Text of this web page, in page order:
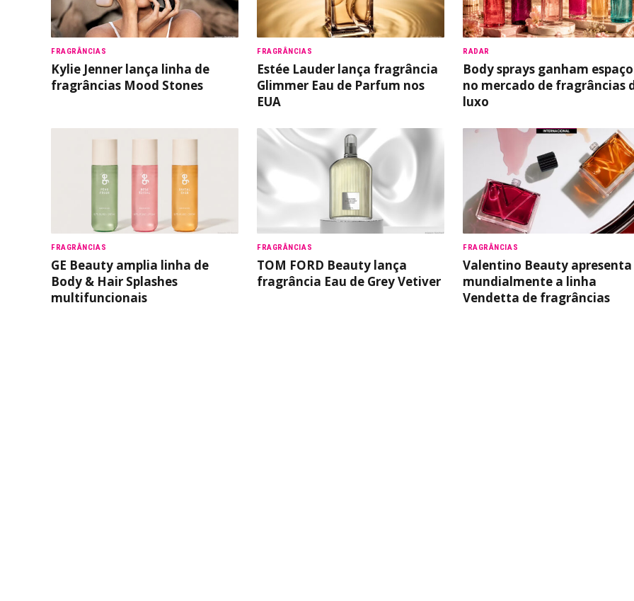
FRAGRÂNCIAS
Kylie Jenner lança linha de
fragrâncias Mood Stones
FRAGRÂNCIAS
Estée Lauder lança fragrância
Glimmer Eau de Parfum nos
EUA
RADAR
Body sprays ganham espaço
no mercado de fragrâncias
luxo
FRAGRÂNCIAS
GE Beauty amplia linha de
Body & Hair Splashes
multifuncionais
FRAGRÂNCIAS
TOM FORD Beauty lança
fragrância Eau de Grey Vetiver
FRAGRÂNCIAS
Valentino Beauty apresenta
mundialmente a linha
Vendetta de fragrâncias